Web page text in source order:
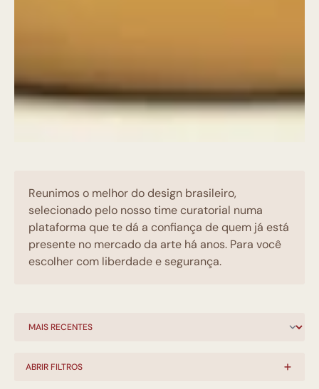
Reunimos o melhor do design brasileiro,
selecionado pelo nosso time curatorial numa
plataforma que te dá a confiança de quem já está
presente no mercado da arte há anos. Para você
escolher com liberdade e segurança.
ABRIR FILTROS